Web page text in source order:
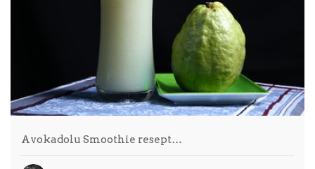
Avokadolu Smoothie resept…